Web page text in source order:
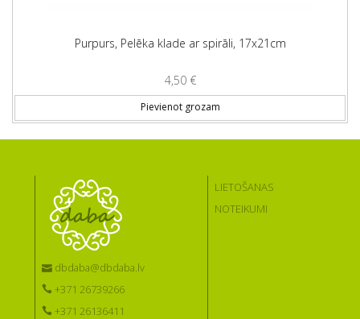
Purpurs, Pelēka klade ar spirāli, 17x21cm
4,50 €
Pievienot grozam
dbdaba@dbdaba.lv
+371 26739266
+371 26136411
LIETOŠANAS
NOTEIKUMI